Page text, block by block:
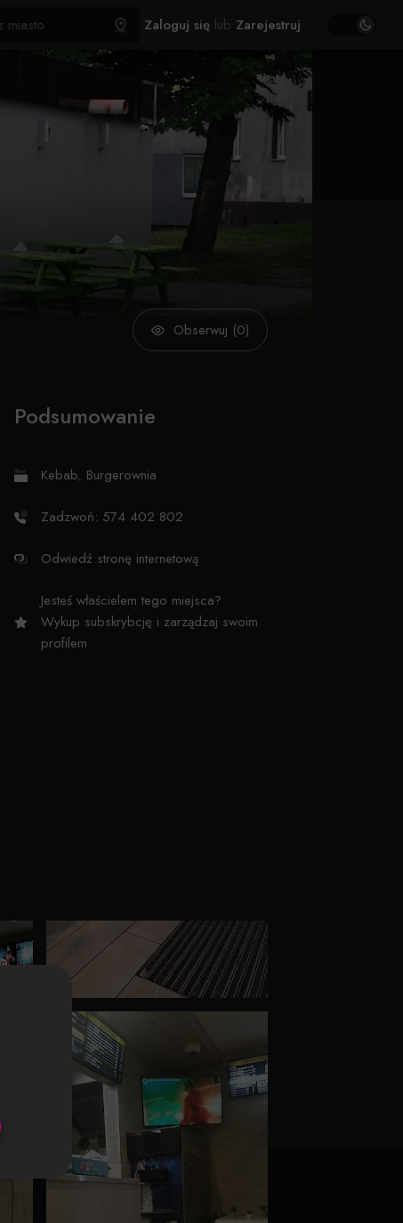
Zaloguj się lub Zarejestruj
Obserwuj (0)
Podsumowanie
Kebab, Burgerownia
Zadzwoń: 574 402 802
Odwiedź stronę internetową
Jesteś właścielem tego miejsca?
Wykup subskrybcję i zarządzaj swoim
profilem